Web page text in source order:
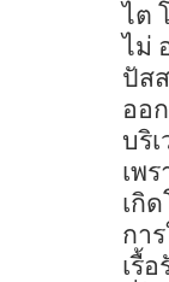
ไต
ไม่
ปัส
ออ
บริ
เพ
เกิ
กา
เรื้